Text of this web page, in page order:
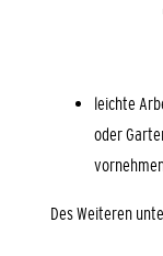
leichte
oder
Des Weiteren